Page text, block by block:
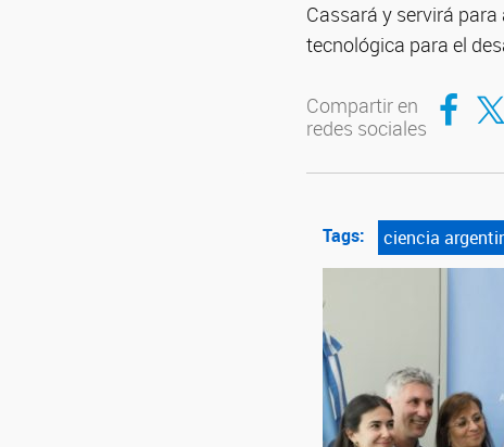
Cassará y servirá
tecnológica para el
Compartir en
redes sociales
Compartir
Tags: ciencia